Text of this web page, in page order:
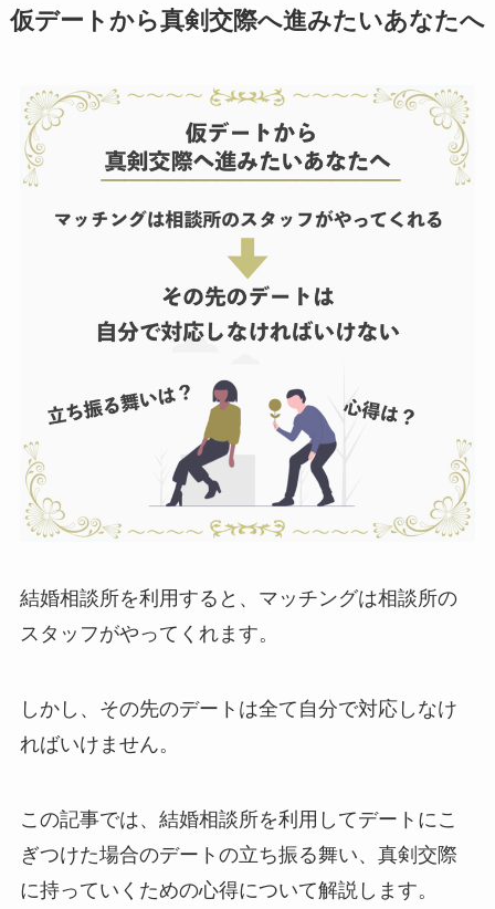
仮デートから真剣交際へ進みたいあなたへ
結婚相談所を利用すると、マッチングは相談所の
スタッフがやってくれます。
しかし、その先のデートは全て自分で対応しなけ
ればいけません。
この記事では、結婚相談所を利用してデートにこ
ぎつけた場合のデートの立ち振る舞い、真剣交際
に持っていくための心得について解説します。